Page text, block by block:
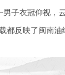
男子衣冠仰视，
都反映了闽南油